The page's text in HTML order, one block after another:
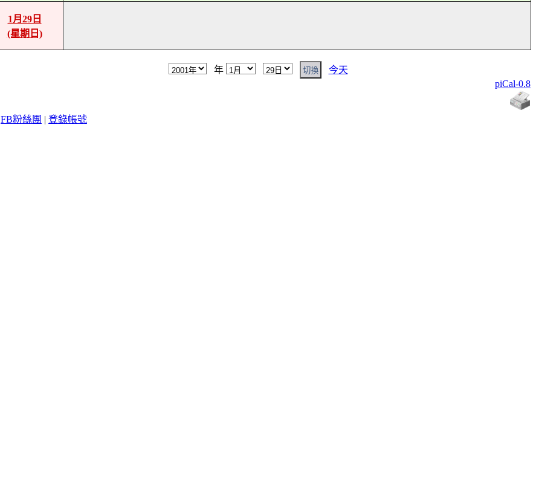
1月29日
(星期日)
年
今天
piCal-0.8
FB粉絲團 | 登錄帳號